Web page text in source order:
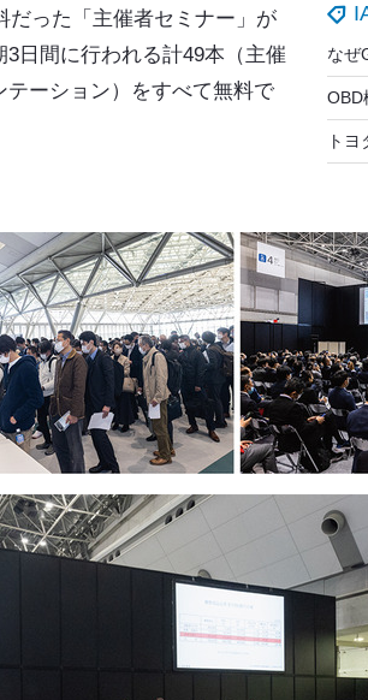
だった「主催者セミナー」 が
3日間に行われる計49本（主催
ーション）をすべて無料で